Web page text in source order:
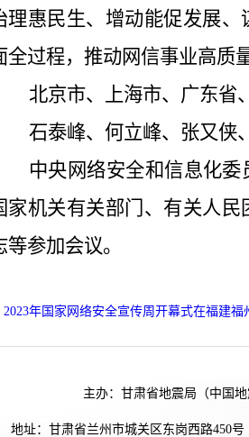
理惠民生、增动能促发展
全过程，推动网信事业高质
北京市、上海市、广东省
石泰峰、何立峰、张又侠
中央网络安全和信息化
家机关有关部门、有关人
等参加会议。
2023年国家网络安全宣传周开幕式在福建福
主办：甘肃省地震局（中国
地址：甘肃省兰州市城关区东岗西路450号